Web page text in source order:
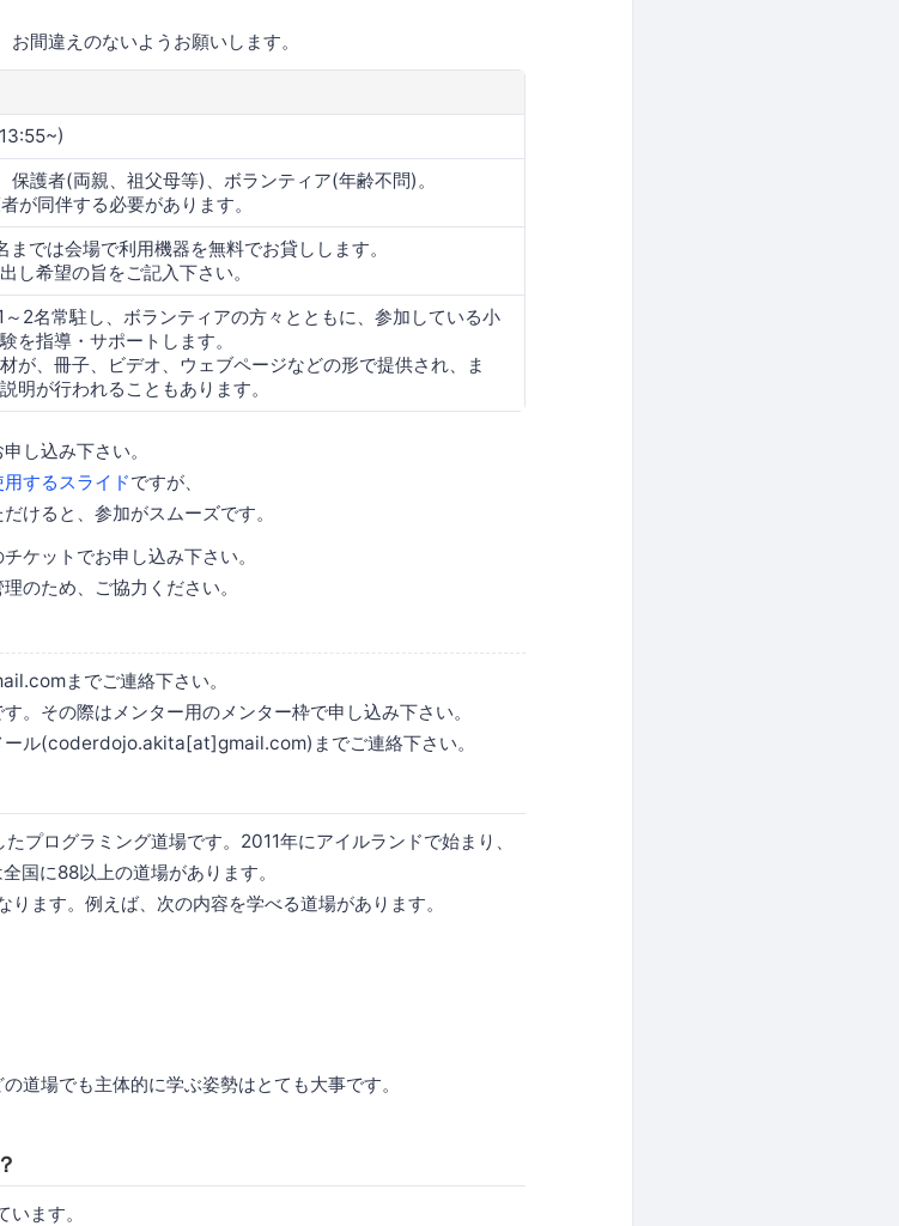
間違えのないようお願いします。
保護者(両親、祖父母等)、ボランティア(年齢不問)。
が同伴する必要があります。
では会場で利用機器を無料でお貸しします。
し希望の旨をご記入下さい。
2名常駐し、ボランティアの方々とともに、参加している小
を指導・サポートします。
が、冊子、ビデオ、ウェブページなどの形で提供され、ま
明が行われることもあります。
し込み下さい。
するスライドですが、
けると、参加がスムーズです。
ケットでお申し込み下さい。
のため、ご協力ください。
までご連絡下さい。
。その際はメンター用のメンター枠で申し込み下さい。
ール(coderdojo.akita[at]gmail.com)までご連絡下さい。
プログラミング道場です。2011年にアイルランドで始まり、
国に88以上の道場があります。
ます。例えば、次の内容を学べる道場があります。
道場でも主体的に学ぶ姿勢はとても大事です。
ます。